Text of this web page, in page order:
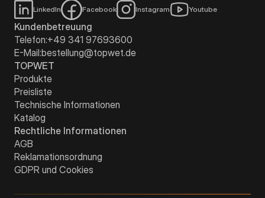
LinkedIn Facebook Instagram Youtube
Kundenbetreuung
Telefon:+49 341 97693600
E-Mail:bestellung@topwet.de
TOPWET
Produkte
Preisliste
Technische Informationen
Katalog
Rechtliche Informationen
AGB
Reklamationsordnung
GDPR und Cookies